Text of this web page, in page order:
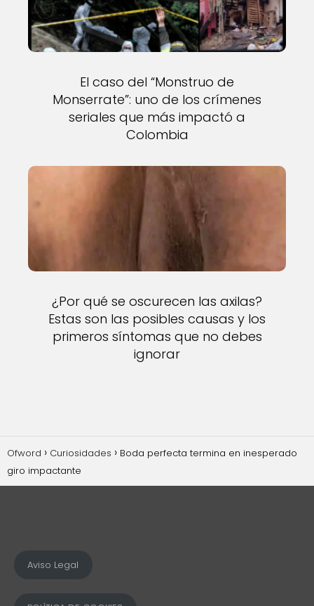
El caso del “Monstruo de
Monserrate”: uno de los crímenes
seriales que más impactó a
Colombia
¿Por qué se oscurecen las axilas?
Estas son las posibles causas y los
primeros síntomas que no debes
ignorar
Ofword Curiosidades
Boda perfecta termina en inesperado
giro impactante
Aviso Legal